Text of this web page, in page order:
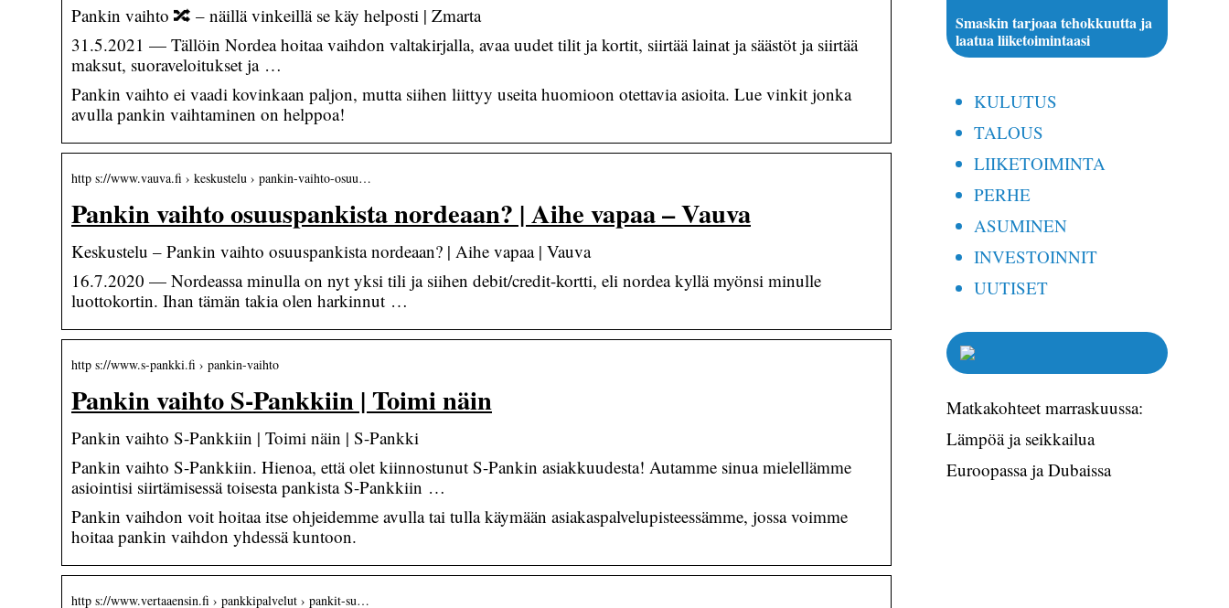
Pankin vaihto 🔀 – näillä vinkeillä se käy helposti | Zmarta
31.5.2021 — Tällöin Nordea hoitaa vaihdon valtakirjalla, avaa uudet tilit ja kortit, siirtää lainat ja säästöt ja siirtää
maksut, suoraveloitukset ja …
Pankin vaihto ei vaadi kovinkaan paljon, mutta siihen liittyy useita huomioon otettavia asioita. Lue vinkit jonka
avulla pankin vaihtaminen on helppoa!
http s://www.vauva.fi › keskustelu › pankin-vaihto-osuu…
Pankin vaihto osuuspankista nordeaan? | Aihe vapaa – Vauva
Keskustelu – Pankin vaihto osuuspankista nordeaan? | Aihe vapaa | Vauva
16.7.2020 — Nordeassa minulla on nyt yksi tili ja siihen debit/credit-kortti, eli nordea kyllä myönsi minulle
luottokortin. Ihan tämän takia olen harkinnut …
http s://www.s-pankki.fi › pankin-vaihto
Pankin vaihto S-Pankkiin | Toimi näin
Pankin vaihto S-Pankkiin | Toimi näin | S-Pankki
Pankin vaihto S-Pankkiin. Hienoa, että olet kiinnostunut S-Pankin asiakkuudesta! Autamme sinua mielellämme
asiointisi siirtämisessä toisesta pankista S-Pankkiin …
Pankin vaihdon voit hoitaa itse ohjeidemme avulla tai tulla käymään asiakaspalvelupisteessämme, jossa voimme
hoitaa pankin vaihdon yhdessä kuntoon.
http s://www.vertaaensin.fi › pankkipalvelut › pankit-su…
Smaskin tarjoaa tehokkuutta ja
laatua liiketoimintaasi
KULUTUS
TALOUS
LIIKETOIMINTA
PERHE
ASUMINEN
INVESTOINNIT
UUTISET
Matkakohteet marraskuussa:
Lämpöä ja seikkailua
Euroopassa ja Dubaissa